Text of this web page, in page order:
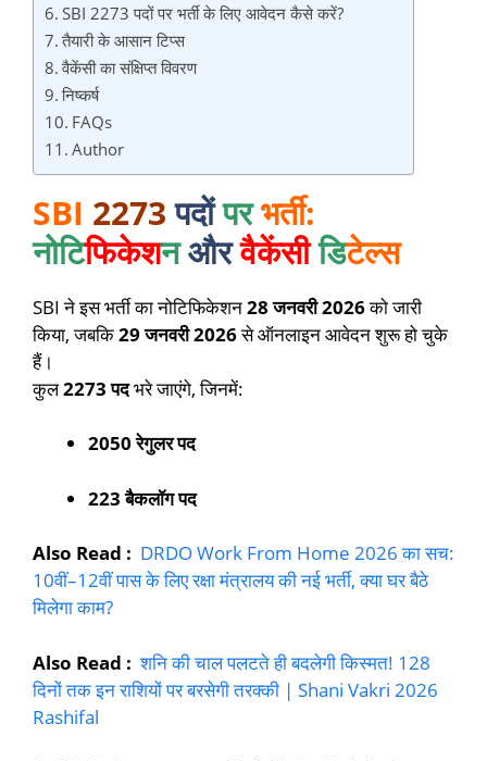
SBI 2273 पदों पर भर्ती के लिए आवेदन कैसे करें?
तैयारी के आसान टिप्स
वैकेंसी का संक्षिप्त विवरण
निष्कर्ष
FAQs
Author
SBI 2273पदोंपरभर्ती:
नोटिफिकेशनऔरवैकेंसीडिटेल्स
SBI ने इस भर्ती का नोटिफिकेशन28 जनवरी 2026को जारी
किया, जबकि29 जनवरी 2026से ऑनलाइन आवेदन शुरू हो चुके
हैं।
कुल2273 पदभरे जाएंगे, जिनमें:
2050 रेगुलर पद
223 बैकलॉग पद
Also Read : DRDO Work From Home 2026 का सच:
10वीं–12वीं पास के लिए रक्षा मंत्रालय की नई भर्ती, क्या घर बैठे
मिलेगा काम?
Also Read :शनि की चाल पलटते ही बदलेगी किस्मत! 128
दिनों तक इन राशियों पर बरसेगी तरक्की | Shani Vakri 2026
Rashifal